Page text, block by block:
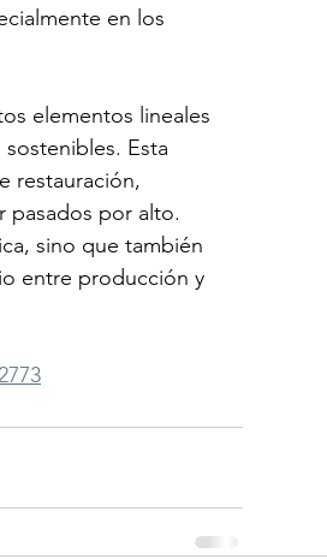
en los
elementos lineales
Esta
restauración,
pasados por alto.
sino que también
entre producción y